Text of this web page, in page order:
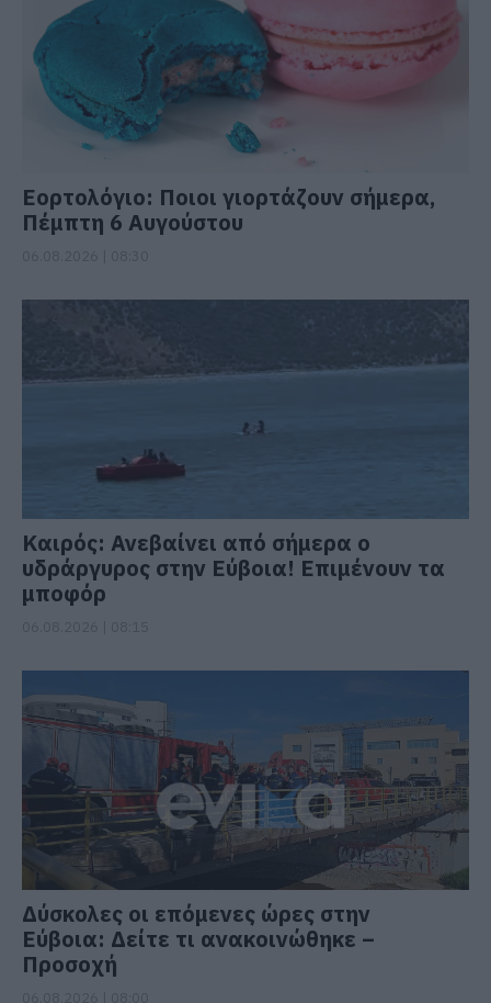
Εορτολόγιο: Ποιοι γιορτάζουν σήμερα,
Πέμπτη 6 Αυγούστου
Καιρός: Ανεβαίνει από σήμερα ο
υδράργυρος στην Εύβοια! Επιμένουν τα
μποφόρ
Δύσκολες οι επόμενες ώρες στην
Εύβοια: Δείτε τι ανακοινώθηκε –
Προσοχή